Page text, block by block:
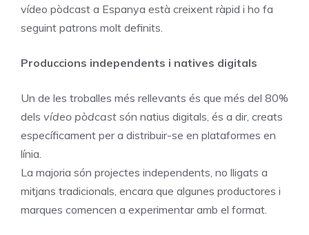
vídeo pòdcast a Espanya està creixent ràpid i ho fa
seguint patrons molt definits.
Produccions independents i natives digitals
Un de les troballes més rellevants és que més del 80%
dels vídeo pòdcast són natius digitals, és a dir, creats
específicament per a distribuir-se en plataformes en
línia.
La majoria són projectes independents, no lligats a
mitjans tradicionals, encara que algunes productores i
marques comencen a experimentar amb el format.